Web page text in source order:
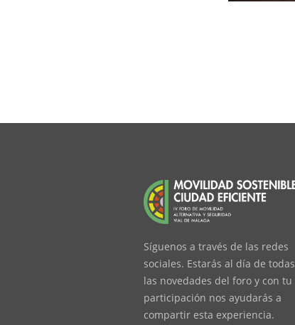
Síguenos a través de las redes
sociales. Estarás al día de todas
las novedades del foro y con tu
participación nos ayudarás a
compartir esta experiencia.